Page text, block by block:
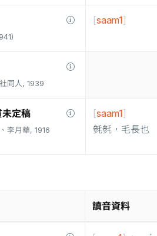
[saam1]
同人, 1939
定稿
李月華, 1916
[saam1]
毿毿，毛長也
讀音資料